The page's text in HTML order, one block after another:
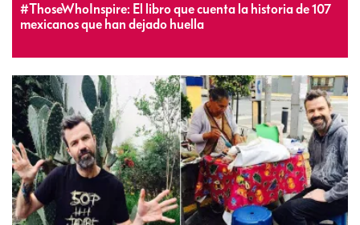
#ThoseWhoInspire: El libro que cuenta la historia de 107
mexicanos que han dejado huella